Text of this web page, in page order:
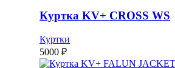
Куртка KV+ CROSS WS
Куртки
5000₽